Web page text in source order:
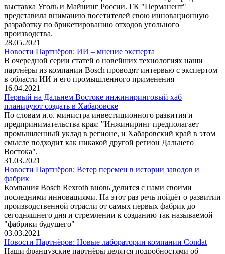
выставка Уголь и Майнинг России. ГК "Перманент"
представила вниманию посетителей свою инновационную
разработку по брикетированию отходов угольного
производства.
28.05.2021
Новости Партнёров: ИИ – мнение эксперта
В очередной серии статей о новейших технологиях наши
партнёры из компании Bosch проводят интервью с экспертом
в области ИИ и его промышленного применения
16.04.2021
Первый на Дальнем Востоке инжиниринговый хаб
планируют создать в Хабаровске
По словам и.о. министра инвестиционного развития и
предпринимательства края: "Инжиниринг предполагает
промышленный уклад в регионе, и Хабаровский край в этом
смысле подходит как никакой другой регион Дальнего
Востока".
31.03.2021
Новости Партнёров: Ветер перемен в истории заводов и
фабрик
Компания Bosch Rexroth вновь делится с нами своими
последними инновациями. На этот раз речь пойдёт о развитии
производственной отрасли от самых первых фабрик до
сегодняшнего дня и стремлении к созданию так называемой
"фабрики будущего"
03.03.2021
Новости Партнёров: Новые лаборатории компании Condat
Наши французские партнёры делятся подробностями об